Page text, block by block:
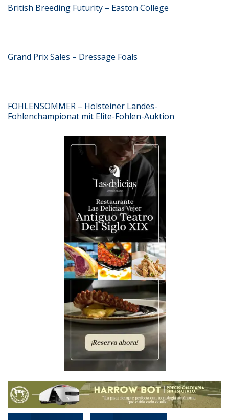
British Breeding Futurity – Easton College
Grand Prix Sales – Dressage Foals
FOHLENSOMMER – Holsteiner Landes-
Fohlenchampionat mit Elite-Fohlen-Auktion